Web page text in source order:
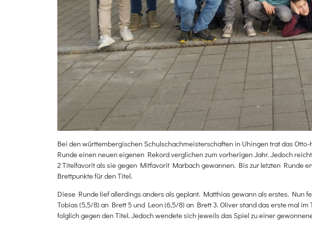
Bei den württembergischen Schulschachmeisterschaften in Uhingen trat das
Runde einen neuen eigenen Rekord verglichen zum vorherigen Jahr. Jedoch
2 Titelfavorit als sie gegen Mitfavorit Marbach gewannen. Bis zur letzten Runde
Brettpunkte für den Titel.
Diese Runde lief allerdings anders als geplant. Matthias gewann als erstes. Nun
Tobias (5,5/8) an Brett 5 und Leon (6,5/8) an Brett 3. Oliver stand das erste mal
folglich gegen den Titel. Jedoch wendete sich jeweils das Spiel zu einer